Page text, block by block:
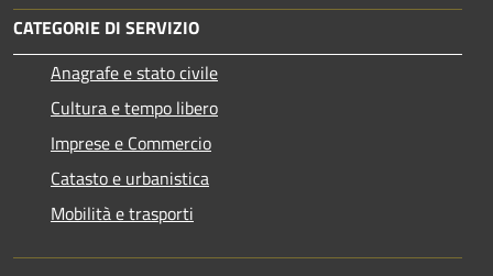
CATEGORIE DI SERVIZIO
Anagrafe e stato civile
Cultura e tempo libero
Imprese e Commercio
Catasto e urbanistica
Mobilità e trasporti